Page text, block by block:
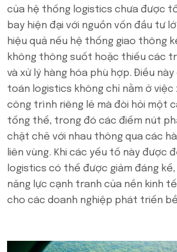
của hệ thống logistics chưa được
bay hiện đại với nguồn vốn đầu tư
hiệu quả nếu hệ thống giao thông
không thông suốt hoặc thiếu các
và xử lý hàng hóa phù hợp. Điều
toán logistics không chỉ nằm ở việc
công trình riêng lẻ mà đòi hỏi một
tổng thể, trong đó các điểm nút
chặt chẽ với nhau thông qua các
liên vùng. Khi các yếu tố này được
logistics có thể được giảm đáng
năng lực cạnh tranh của nền kinh
cho các doanh nghiệp phát triển